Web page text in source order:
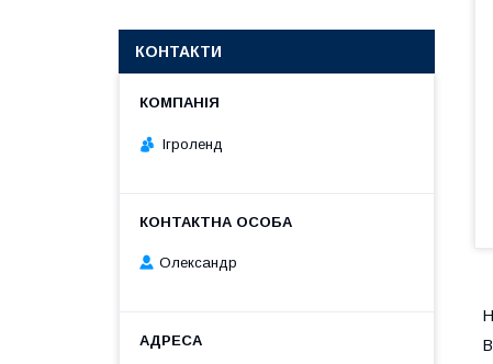
КОНТАКТИ
Ігроленд
Олександр